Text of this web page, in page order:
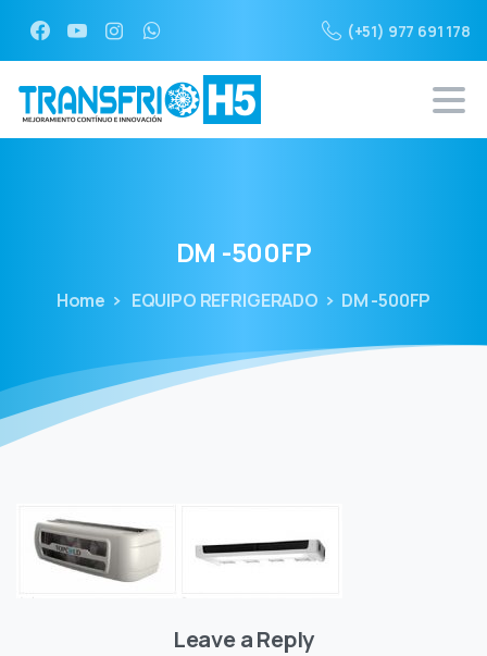
(+51) 977 691 178
DM -500FP
Home EQUIPO REFRIGERADO DM -500FP
Leave a Reply